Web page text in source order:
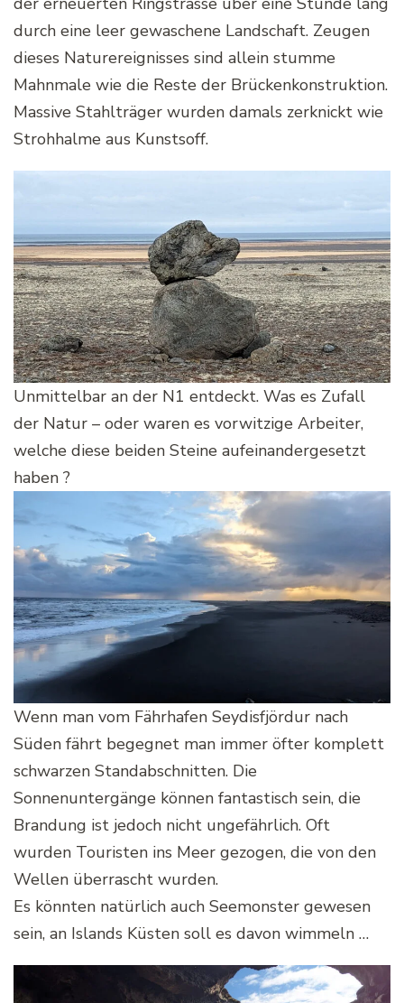
durch eine leer gewaschene Landschaft. Zeugen
dieses Naturereignisses sind allein stumme
Mahnmale wie die Reste der Brückenkonstruktion.
Massive Stahlträger wurden damals zerknickt wie
Strohhalme aus Kunstsoff.
Unmittelbar an der N1 entdeckt. Was es Zufall
der Natur – oder waren es vorwitzige Arbeiter,
welche diese beiden Steine aufeinandergesetzt
haben ?
Wenn man vom Fährhafen Seydisfjördur nach
Süden fährt begegnet man immer öfter komplett
schwarzen Standabschnitten. Die
Sonnenuntergänge können fantastisch sein, die
Brandung ist jedoch nicht ungefährlich. Oft
wurden Touristen ins Meer gezogen, die von den
Wellen überrascht wurden.
Es könnten natürlich auch Seemonster gewesen
sein, an Islands Küsten soll es davon wimmeln …